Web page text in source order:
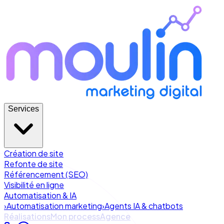
Services
Création de site
Refonte de site
Référencement (SEO)
Visibilité en ligne
Automatisation & IA
›Automatisation marketing›Agents IA & chatbots
RéalisationsMon processAgence